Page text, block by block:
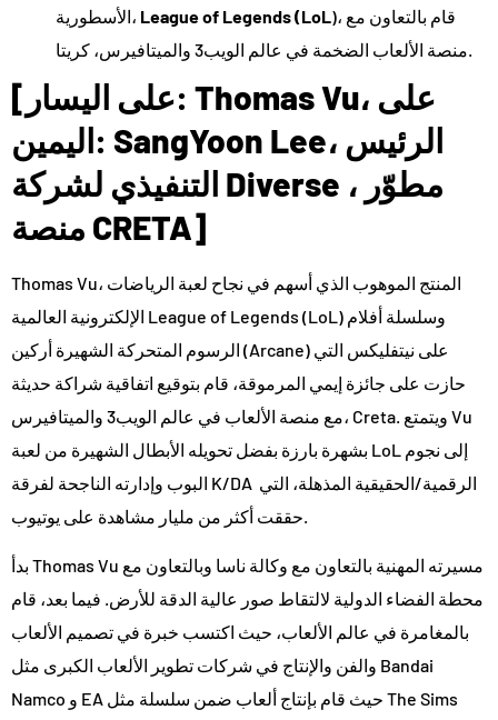
الأسطورية، League of Legends (LoL )، قام بالتعاون مع
[على اليسار: Thomas Vu، على
اليمين: SangYoon Lee، الرئيس
التنفيذي لشركة Diverse ، مطوّر
منصة CRETA]
Thomas Vu، المنتج الموهوب الذي أسهم في نجاح لعبة الرياضات
الإلكترونية العالمية League of Legends (LoL) وسلسلة أفلام
الرسوم المتحركة الشهيرة أركين (Arcane) على نيتفليكس التي
حازت على جائزة إيمي المرموقة، قام بتوقيع اتفاقية شراكة حديثة
مع منصة الألعاب في عالم الويب3 والميتافيرس، Creta. ويتمتع Vu
بشهرة بارزة بفضل تحويله الأبطال الشهيرة من لعبة LoL إلى نجوم
البوب وإدارته الناجحة لفرقة K/DA الرقمية/الحقيقية المذهلة، التي
بدأ Thomas Vu مسيرته المهنية بالتعاون مع وكالة ناسا وبالتعاون مع
محطة الفضاء الدولية لالتقاط صور عالية الدقة للأرض. فيما بعد، قام
بالمغامرة في عالم الألعاب، حيث اكتسب خبرة في تصميم الألعاب
والفن والإنتاج في شركات تطوير الألعاب الكبرى مثل Bandai
Namco و EA حيث قام بإنتاج ألعاب ضمن سلسلة مثل The Sims